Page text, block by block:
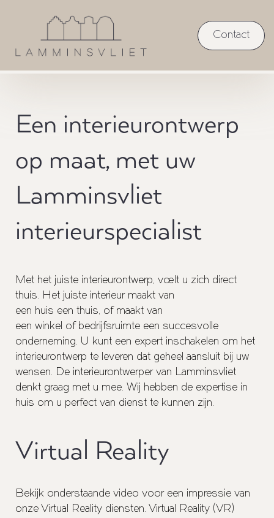
Contact
Een interieurontwerp
op maat, met uw
Lamminsvliet
interieurspecialist
Met het juiste interieurontwerp, voelt u zich direct
thuis. Het juiste interieur maakt van
een huis een thuis, of maakt van
een winkel of bedrijfsruimte een succesvolle
onderneming. U kunt een expert inschakelen om het
interieurontwerp te leveren dat geheel aansluit bij uw
wensen. De interieurontwerper van Lamminsvliet
denkt graag met u mee. Wij hebben de expertise in
huis om u perfect van dienst te kunnen zijn.
Virtual Reality
Bekijk onderstaande video voor een impressie van
onze Virtual Reality diensten. Virtual Reality (VR)